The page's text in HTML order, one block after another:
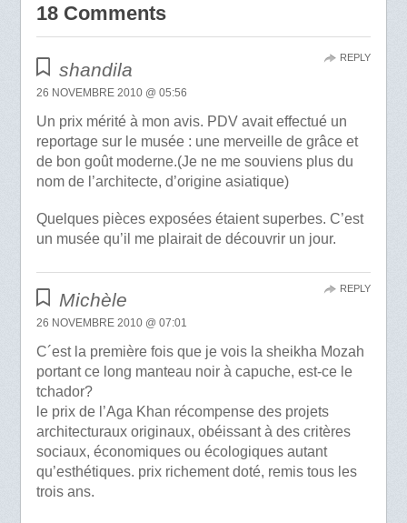
18 Comments
shandila
26 NOVEMBRE 2010 @ 05:56
Un prix mérité à mon avis. PDV avait effectué un
reportage sur le musée : une merveille de grâce et
de bon goût moderne.(Je ne me souviens plus du
nom de l’architecte, d’origine asiatique)
Quelques pièces exposées étaient superbes. C’est
un musée qu’il me plairait de découvrir un jour.
REPLY
Michèle
26 NOVEMBRE 2010 @ 07:01
C´est la première fois que je vois la sheikha Mozah
portant ce long manteau noir à capuche, est-ce le
tchador?
le prix de l’Aga Khan récompense des projets
architecturaux originaux, obéissant à des critères
sociaux, économiques ou écologiques autant
qu’esthétiques. prix richement doté, remis tous les
trois ans.
REPLY